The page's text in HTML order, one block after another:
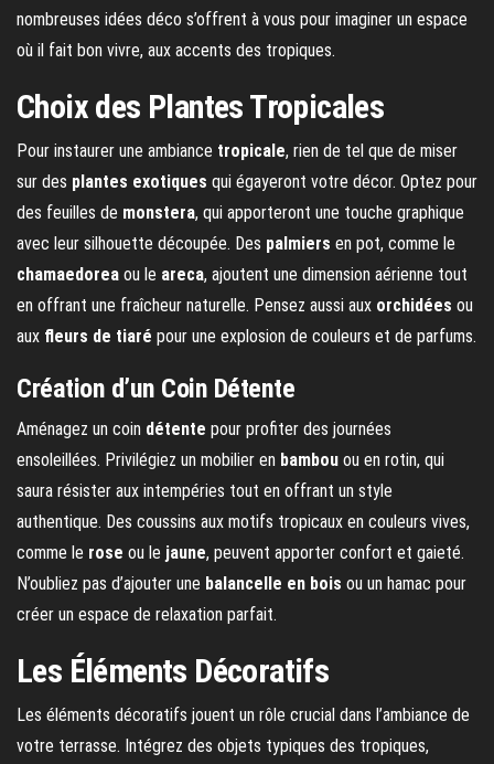
nombreuses idées déco s’offrent à vous pour imaginer un espace
où il fait bon vivre, aux accents des tropiques.
Choix des Plantes Tropicales
Pour instaurer une ambiance tropicale, rien de tel que de miser
sur des plantes exotiques qui égayeront votre décor. Optez pour
des feuilles de monstera, qui apporteront une touche graphique
avec leur silhouette découpée. Des palmiers en pot, comme le
chamaedorea ou le areca, ajoutent une dimension aérienne tout
en offrant une fraîcheur naturelle. Pensez aussi aux orchidées ou
aux fleurs de tiaré pour une explosion de couleurs et de parfums.
Création d’un Coin Détente
Aménagez un coin détente pour profiter des journées
ensoleillées. Privilégiez un mobilier en bambou ou en rotin, qui
saura résister aux intempéries tout en offrant un style
authentique. Des coussins aux motifs tropicaux en couleurs vives,
comme le rose ou le jaune, peuvent apporter confort et gaieté.
N’oubliez pas d’ajouter une balancelle en bois ou un hamac pour
créer un espace de relaxation parfait.
Les Éléments Décoratifs
Les éléments décoratifs jouent un rôle crucial dans l’ambiance de
votre terrasse. Intégrez des objets typiques des tropiques,